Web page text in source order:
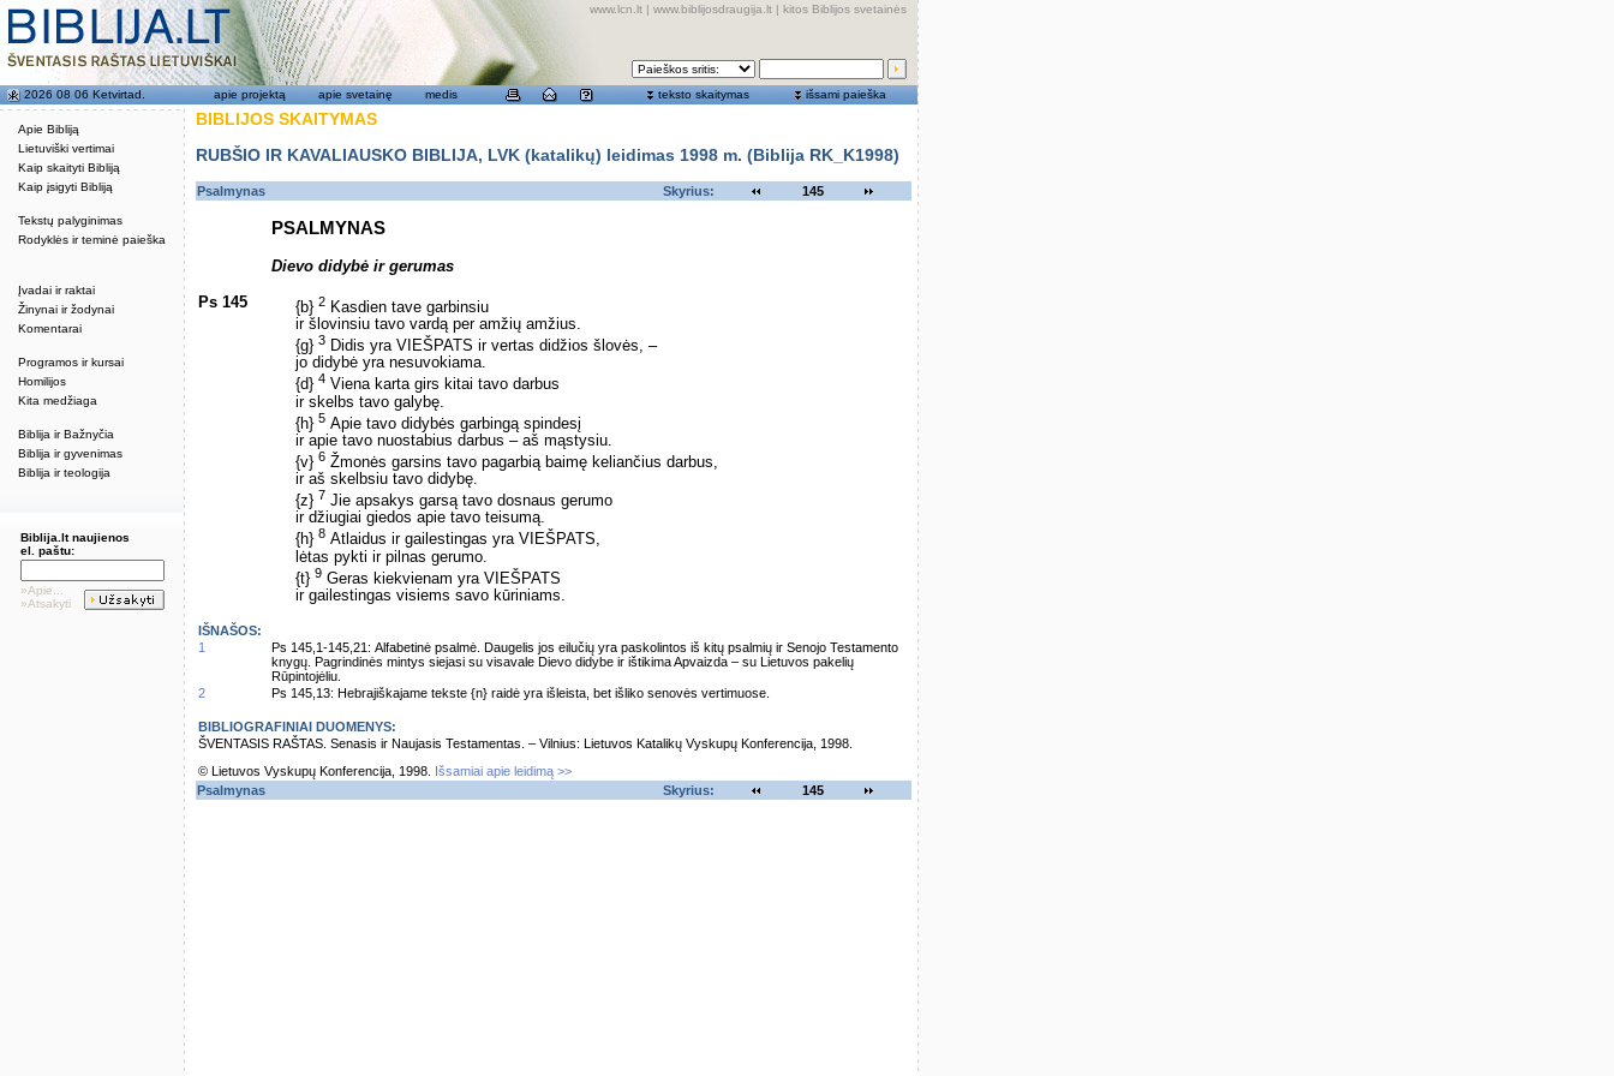
Apie Bibliją
Lietuviški vertimai
Kaip skaityti Bibliją
Kaip įsigyti Bibliją
Tekstų palyginimas
Rodyklės ir teminė paieška
Įvadai ir raktai
Žinynai ir žodynai
Komentarai
Programos ir kursai
Homilijos
Kita medžiaga
Biblija ir Bažnyčia
Biblija ir gyvenimas
Biblija ir teologija
www.lcn.lt | www.biblijosdraugija.lt | kitos Biblijos svetainės
2026 08 06 Ketvirtad. apie projektą apie svetainę medis teksto skaitymas išsami paieška
Biblija.lt naujienos
el. paštu:
»Apie...
»Atsakyti
BIBLIJOS SKAITYMAS
RUBŠIO IR KAVALIAUSKO BIBLIJA, LVK (katalikų) leidimas 1998 m. (Biblija RK_K1998)
Psalmynas Skyrius: 145
PSALMYNAS
Dievo didybė ir gerumas
Ps 145 {b} 2 Kasdien tave garbinsiu
ir šlovinsiu tavo vardą per amžių amžius.
{g} 3 Didis yra VIEŠPATS ir vertas didžios šlovės, –
jo didybė yra nesuvokiama.
{d} 4 Viena karta girs kitai tavo darbus
ir skelbs tavo galybę.
{h} 5 Apie tavo didybės garbingą spindesį
ir apie tavo nuostabius darbus – aš mąstysiu.
{v} 6 Žmonės garsins tavo pagarbią baimę keliančius darbus,
ir aš skelbsiu tavo didybę.
{z} 7 Jie apsakys garsą tavo dosnaus gerumo
ir džiugiai giedos apie tavo teisumą.
{h} 8 Atlaidus ir gailestingas yra VIEŠPATS,
lėtas pykti ir pilnas gerumo.
{t} 9 Geras kiekvienam yra VIEŠPATS
ir gailestingas visiems savo kūriniams.
IŠNAŠOS:
1
Ps 145,1-145,21: Alfabetinė psalmė. Daugelis jos eilučių yra paskolintos iš kitų psalmių ir Senojo Testamento
knygų. Pagrindinės mintys siejasi su visavale Dievo didybe ir ištikima Apvaizda – su Lietuvos pakelių
Rūpintojėliu.
2
Ps 145,13: Hebrajiškajame tekste {n} raidė yra išleista, bet išliko senovės vertimuose.
BIBLIOGRAFINIAI DUOMENYS:
ŠVENTASIS RAŠTAS. Senasis ir Naujasis Testamentas. – Vilnius: Lietuvos Katalikų Vyskupų Konferencija, 1998.
© Lietuvos Vyskupų Konferencija, 1998.
Išsamiai apie leidimą >>
Psalmynas
Skyrius: 145